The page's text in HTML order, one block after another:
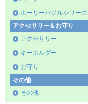
ホーリーバジルシリーズ
アクセサリー＆お守り
アクセサリー
キーホルダー
お守り
その他
その他